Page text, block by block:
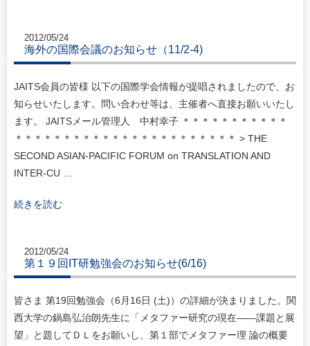
2012/05/24
海外の国際会議のお知らせ（11/2-4)
JAITS会員の皆様 以下の国際学会情報が提唱されましたので、お
知らせいたします。問い合わせ等は、主催者へ直接お願いいたし
ます。 JAITSメール管理人 中村幸子 ＊＊＊＊＊＊＊＊＊＊＊
＊＊＊＊＊＊＊＊＊＊＊＊＊＊＊＊＊＊＊＊＊＊＊ > THE
SECOND ASIAN-PACIFIC FORUM on TRANSLATION AND
INTER-CU …
続きを読む
2012/05/24
第１９回IT研勉強会のお知らせ(6/16)
皆さま 第19回勉強会（6月16日 (土)）の詳細が決まりました。関
西大学の鍋島弘治朗先生に「メタファー研究の現在――課題と展
望」と題してＤＬをお願いし、第１部でメタファー理 論の概要